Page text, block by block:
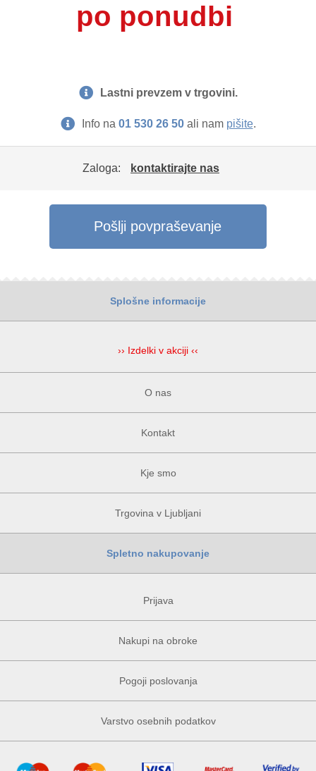
po ponudbi
Lastni prevzem v trgovini.
Info na 01 530 26 50ali nam pišite.
Zaloga: kontaktirajte nas
Pošlji povpraševanje
Splošne informacije
›› Izdelki v akciji ‹‹
O nas
Kontakt
Kje smo
Trgovina v Ljubljani
Spletno nakupovanje
Prijava
Nakupi na obroke
Pogoji poslovanja
Varstvo osebnih podatkov